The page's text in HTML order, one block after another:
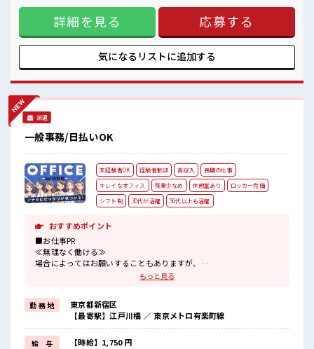
ほとんどナシ！ ≪週休2日制≫ 週末は家族や友人と一緒にプ
ライベート満喫！ ≪ヘアカラーOKで自由な雰囲気の職場≫
明るすぎたり奇抜でなければ基本的に自由！ (規定有)≪収入
アップを目指せる≫ 高時給だらけの派遣のお仕事です！ ■職
場の雰囲気 明るすぎたり奇抜過ぎなければヘアカラーOK！
活気あふれる20代活躍中の職場です☆ 休憩室完備でランチや
詳細を見る 応募する
気になるリストに追加する
派遣
一般事務/日払いOK
未経験者OK 経験者歓迎 高収入
長期の仕事
キレイなオフィス
残業少なめ 休憩室あり
ロッカー完備
シフト制
30代が活躍 50代以上も活躍
おすすめポイント
■お仕事PR
≪無理なく働ける≫
場合によってはお願いすることもありますが、
新しいことにチャレンジするのは不安だけど、
しっかり働く環境が整っています！
イチからスキルUP・ステップUP目指していきましょう！
≪収入アップを目指せる≫
高時給だらけの派遣のお仕事です！
もっと見る
勤 務 地
東京都新宿区
【最寄駅】江戸川橋 ／ 東京メトロ有楽町線
給 与 【時給】1,750 円